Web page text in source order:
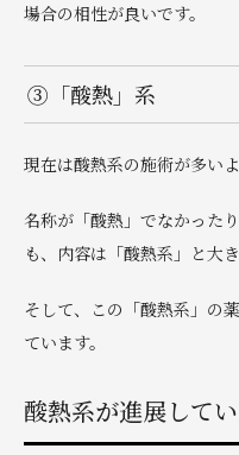
場合の相性が良いです。
③「酸熱」系
現在は酸熱系の施術が多いよ
名称が「酸熱」でなかった
も、内容は「酸熱系」と大
そして、この「酸熱系」の
ています。
酸熱系が進展して